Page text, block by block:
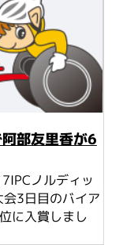
阿部友里香が6
ノルディッ
3日目のバイア
に入賞しまし